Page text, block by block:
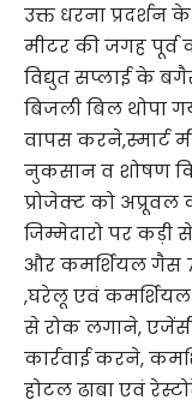
उक्त धरना प्रदर्शन के
मीटर की जगह पूर्व
विद्युत सप्लाई के
बिजली बिल थोपा
वापस करने,स्मार्ट
नुकसान व शोषण
प्रोजेक्ट को
जिम्मेदारो पर
और कमर्शियल गैस
,घरेलू एवं कमर्शियल
से रोक लगाने,
कार्रवाई करने,
होटल ढाबा एवं